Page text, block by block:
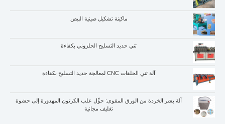
ماكينة تشكيل صينية البيض
ثني حديد التسليح الحلزوني بكفاءة
آلة ثني الحلقات CNC لمعالجة حديد التسليح بكفاءة
آلة بشر الخردة من الورق المقوى: حوِّل علب الكرتون المهدورة إلى حشوة
تغليف مجانية
Whatsapp
Email
Wechat
Chat